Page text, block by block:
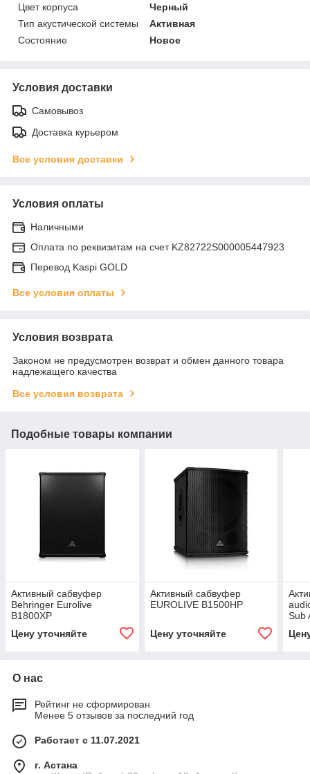
Цвет корпуса
Черный
Тип акустической системы
Активная
Состояние
Новое
Условия доставки
Самовывоз
Доставка курьером
Все условия доставки
Условия оплаты
Наличными
Оплата по реквизитам на счет KZ82722S000005447923
Перевод Kaspi GOLD
Все условия оплаты
Условия возврата
Законом не предусмотрен возврат и обмен данного товара
надлежащего качества
Все условия возврата
Подобные товары компании
Активный сабвуфер
Behringer Eurolive
B1800XP
Цену уточняйте
Активный сабвуфер
EUROLIVE B1500HP
Цену уточняйте
Sub
О нас
Рейтинг не сформирован
Менее 5 отзывов за последний год
Работает с 11.07.2021
г. Астана